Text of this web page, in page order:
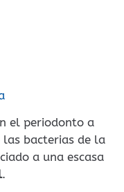
el periodonto a
las bacterias de la
a una escasa
.